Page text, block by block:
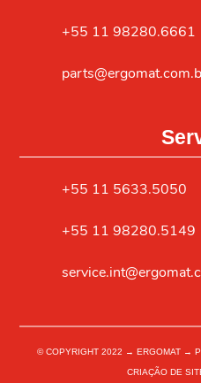
+55 11 98280.6661
+55 11 5633.5050
+55 11 98280.5149
© COPYRIGHT 2022 → ERGOMAT →
CRIAÇÃO DE